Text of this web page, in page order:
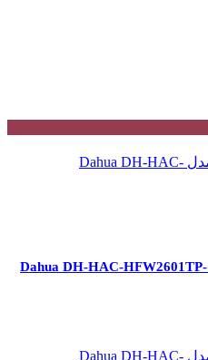
دوربین مدار بسته بولت داهوا مدل Dahua DH-HAC-HFW2601TP-